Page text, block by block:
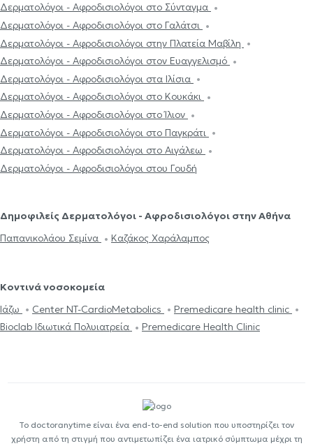
Δερματολόγοι - Αφροδισιολόγοι στο Σύνταγμα
Δερματολόγοι - Αφροδισιολόγοι στο Γαλάτσι
Δερματολόγοι - Αφροδισιολόγοι στην Πλατεία Μαβίλη
Δερματολόγοι - Αφροδισιολόγοι στον Ευαγγελισμό
Δερματολόγοι - Αφροδισιολόγοι στα Ιλίσια
Δερματολόγοι - Αφροδισιολόγοι στο Κουκάκι
Δερματολόγοι - Αφροδισιολόγοι στο Ίλιον
Δερματολόγοι - Αφροδισιολόγοι στο Παγκράτι
Δερματολόγοι - Αφροδισιολόγοι στο Αιγάλεω
Δερματολόγοι - Αφροδισιολόγοι στου Γουδή
Δημοφιλείς Δερματολόγοι - Αφροδισιολόγοι στην Αθήνα
Παπανικολάου Σεμίνα
Καζάκος Χαράλαμπος
Κοντινά νοσοκομεία
Ιάζω
Center NT-CardioMetabolics
Premedicare health clinic
Bioclab Ιδιωτικά Πολυιατρεία
Premedicare Health Clinic
Το doctoranytime είναι ένα end-to-end solution που υποστηρίζει τον
χρήστη από τη στιγμή που αντιμετωπίζει ένα ιατρικό σύμπτωμα μέχρι τη